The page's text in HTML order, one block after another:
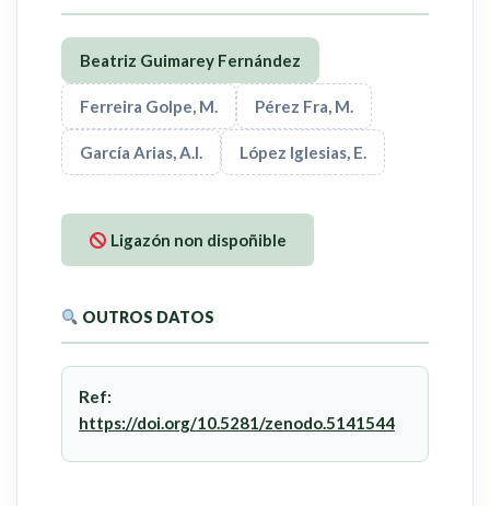
Beatriz Guimarey Fernández
Ferreira Golpe, M. Pérez Fra, M.
García Arias, A.I. López Iglesias, E.
Ligazón non dispoñible
OUTROS DATOS
Ref:
https://doi.org/10.5281/zenodo.5141544